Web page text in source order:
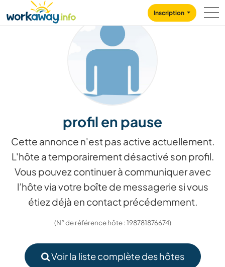
CONTENT
MAIN NAVIGATION
Inscription
profil en pause
Cette annonce n'est pas active actuellement.
L'hôte a temporairement désactivé son profil.
Vous pouvez continuer à communiquer avec
l’hôte via votre boîte de messagerie si vous
étiez déjà en contact précédemment.
(N° de référence hôte : 198781876674)
Voir la liste complète des hôtes